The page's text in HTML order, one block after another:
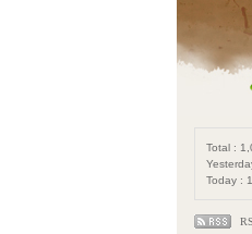
Total :
Today :